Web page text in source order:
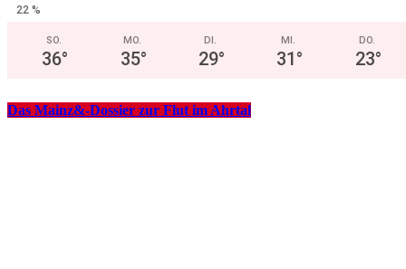
22 %
SO.
36°
MO.
35°
DI.
29°
MI.
31°
DO.
23°
Das Mainz&-Dossier zur Flut im Ahrtal